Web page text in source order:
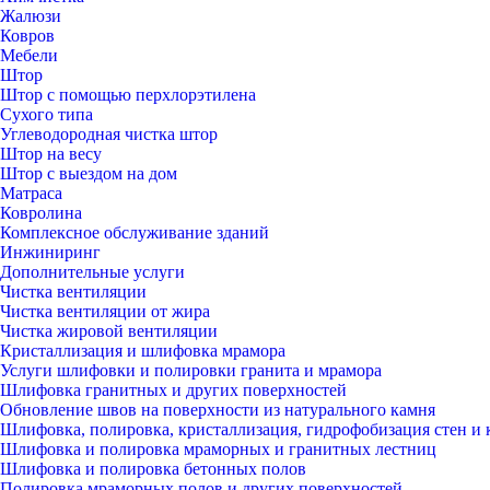
Жалюзи
Ковров
Мебели
Штор
Штор с помощью перхлорэтилена
Сухого типа
Углеводородная чистка штор
Штор на весу
Штор с выездом на дом
Матраса
Ковролина
Комплексное обслуживание зданий
Инжиниринг
Дополнительные услуги
Чистка вентиляции
Чистка вентиляции от жира
Чистка жировой вентиляции
Кристаллизация и шлифовка мрамора
Услуги шлифовки и полировки гранита и мрамора
Шлифовка гранитных и других поверхностей
Обновление швов на поверхности из натурального камня
Шлифовка, полировка, кристаллизация, гидрофобизация стен и
Шлифовка и полировка мраморных и гранитных лестниц
Шлифовка и полировка бетонных полов